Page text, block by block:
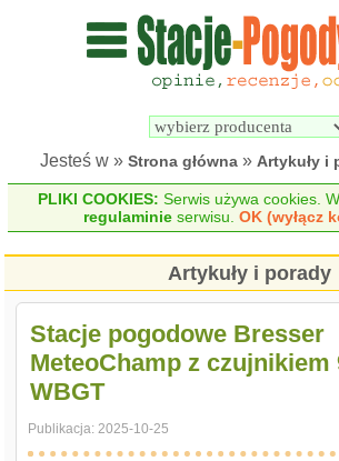
Jesteś w » Strona główna » Artykuły i
PLIKI COOKIES: Serwis używa cookies.
regulaminie serwisu.OK (wyłącz
Artykuły i porady
Stacje pogodowe Bresser
MeteoChamp z czujnikiem
WBGT
Publikacja:2025-10-25